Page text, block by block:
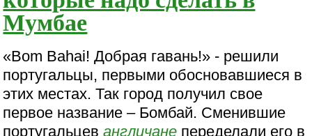
Мумбае
«Bom Bahai! Добрая гавань!» - решили
португальцы, первыми обосновавшиеся в
этих местах. Так город получил свое
первое название – Бомбай. Сменившие
португальцевангличане переделали его в